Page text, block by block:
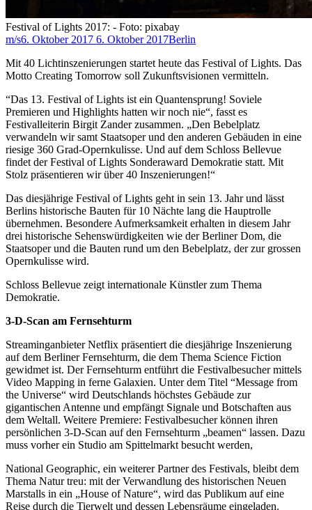
Festival of Lights 2017: - Foto: pixabay
m/s6. Oktober 2017 6. Oktober 2017Berlin
Mit 40 Lichtinszenierungen startet heute das Festival of Lights. Das
Motto Creating Tomorrow soll Zukunftsvisionen vermitteln.
“Das 13. Festival of Lights ist ein Quantensprung! Soviele
Premieren und Highlights hatten wir noch nie“, fasst es
Festivalleiterin Birgit Zander zusammen. „Den Bebelplatz
verwandeln wir samt Staatsoper und den anderen Gebäuden in eine
riesige 360 Grad-Opernkulisse. Und auf dem Schloss Bellevue
findet der Festival of Lights Sonderaward Demokratie statt. Mit
Stolz präsentieren wir über 40 Inszenierungen!“
Das diesjährige Festival of Lights geht in sein 13. Jahr und lässt
Berlins historische Bauten für 10 Nächte lang die Hauptrolle
übernehmen. Besondere Aufmerksamkeit erhalten in diesem Jahr
drei historische Sehenswürdigkeiten wie der Berliner Dom, die
Staatsoper und die Bauten rund um den Bebelplatz, der zur grossen
Opernkulisse wird.
Schloss Bellevue zeigt internationale Künstler zum Thema
Demokratie.
3-D-Scan am Fernsehturm
Streaminganbieter Netflix präsentiert die diesjährige Inszenierung
auf dem Berliner Fernsehturm, die dem Thema Science Fiction
gewidmet ist. Der Fernsehturm entführt die Festivalbesucher mittels
Video Mapping in ferne Galaxien. Unter dem Titel “Message from
the Universe“ wird Deutschlands höchstes Gebäude zur
gigantischen Antenne und empfängt Signale und Botschaften aus
dem Weltall. Weitere Premiere: Festivalbesucher können ihren
persönlichen 3-D-Scan auf den Fernsehturm „beamen“ lassen. Dazu
muss vorher ein Studio am Spittelmarkt besucht werden,
National Geographic, ein weiterer Partner des Festivals, bleibt dem
Thema Natur treu: mit der Verwandlung des historischen Neuen
Marstalls in ein „House of Nature“, wird das Publikum auf eine
Reise durch die Tierwelt und dessen Lebensräume eingeladen.